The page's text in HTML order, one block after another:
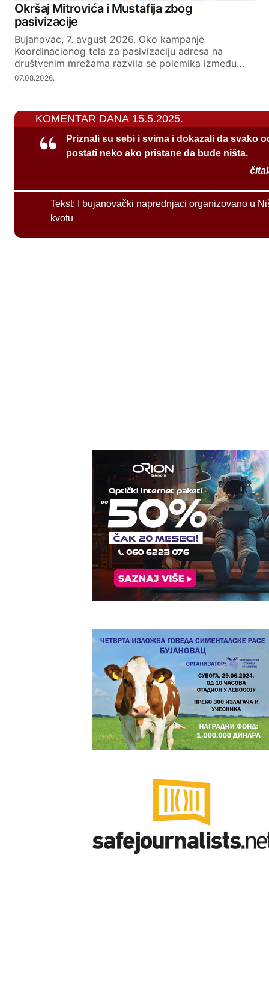
Okršaj Mitrovića i Mustafija zbog
pasivizacije
Bujanovac, 7. avgust 2026. Oko kampanje
Koordinacionog tela za pasivizaciju adresa na
društvenim mrežama razvila se polemika između…
07.08.2026.
KOMENTAR DANA 15.5.2025.
Priznali su sebi i svima i dokazali da svako
postati neko ako pristane da bude ništa.
Tekst:
I bujanovački naprednjaci organizovano u
kvotu